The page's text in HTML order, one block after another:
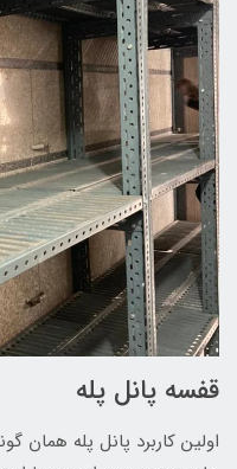
قفسه پانل پله
اولین کاربرد پانل پله همان